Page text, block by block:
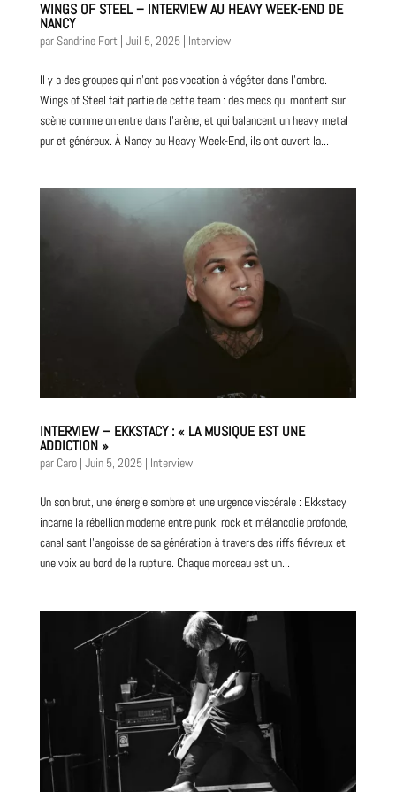
WINGS OF STEEL – INTERVIEW AU HEAVY WEEK-END DE
NANCY
par Sandrine Fort | Juil 5, 2025| Interview
Il y a des groupes qui n’ont pas vocation à végéter dans l’ombre.
Wings of Steel fait partie de cette team : des mecs qui montent sur
scène comme on entre dans l’arène, et qui balancent un heavy metal
pur et généreux. À Nancy au Heavy Week-End, ils ont ouvert la...
INTERVIEW – EKKSTACY : « LA MUSIQUE EST UNE
ADDICTION »
par Caro| Juin 5, 2025| Interview
Un son brut, une énergie sombre et une urgence viscérale : Ekkstacy
incarne la rébellion moderne entre punk, rock et mélancolie profonde,
canalisant l’angoisse de sa génération à travers des riffs fiévreux et
une voix au bord de la rupture. Chaque morceau est un...